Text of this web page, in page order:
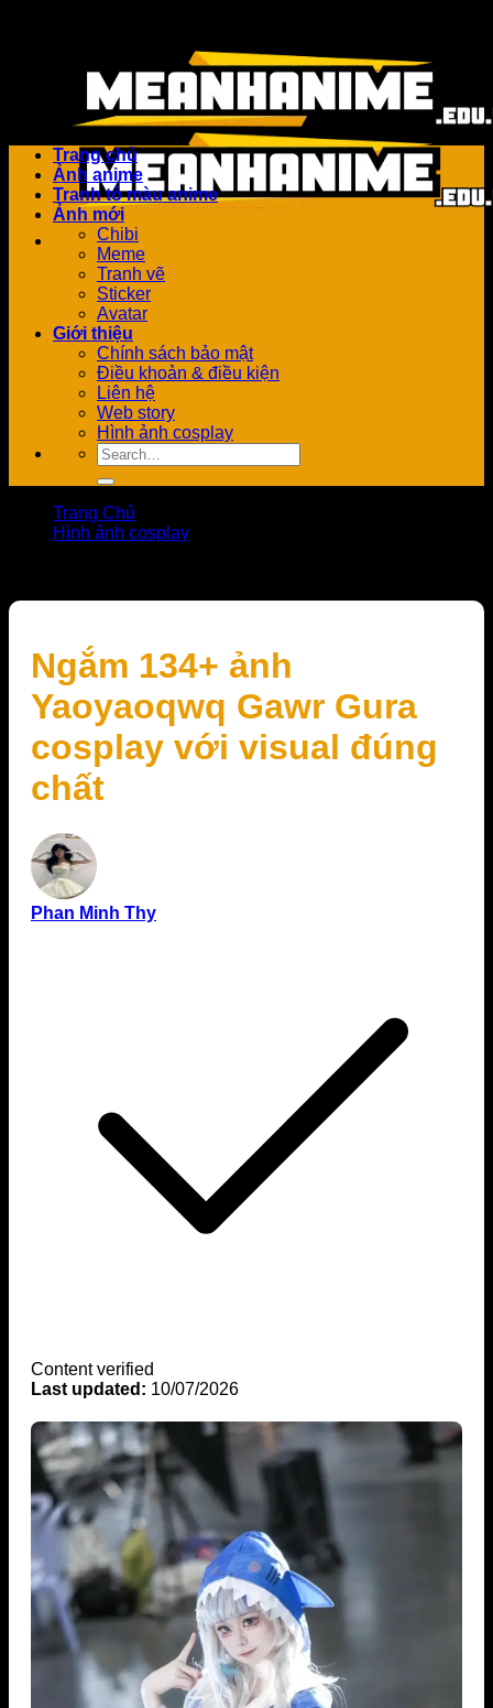
Trang chủ
Ảnh anime
Tranh tô màu anime
Ảnh mới
Chibi
Meme
Tranh vẽ
Sticker
Avatar
Giới thiệu
Chính sách bảo mật
Điều khoản & điều kiện
Liên hệ
Web story
Hình ảnh cosplay
Trang Chủ
Hình ảnh cosplay
Ngắm 134+ ảnh
Yaoyaoqwq Gawr Gura
cosplay với visual đúng
chất
Phan Minh Thy
Content verified
Last updated: 10/07/2026